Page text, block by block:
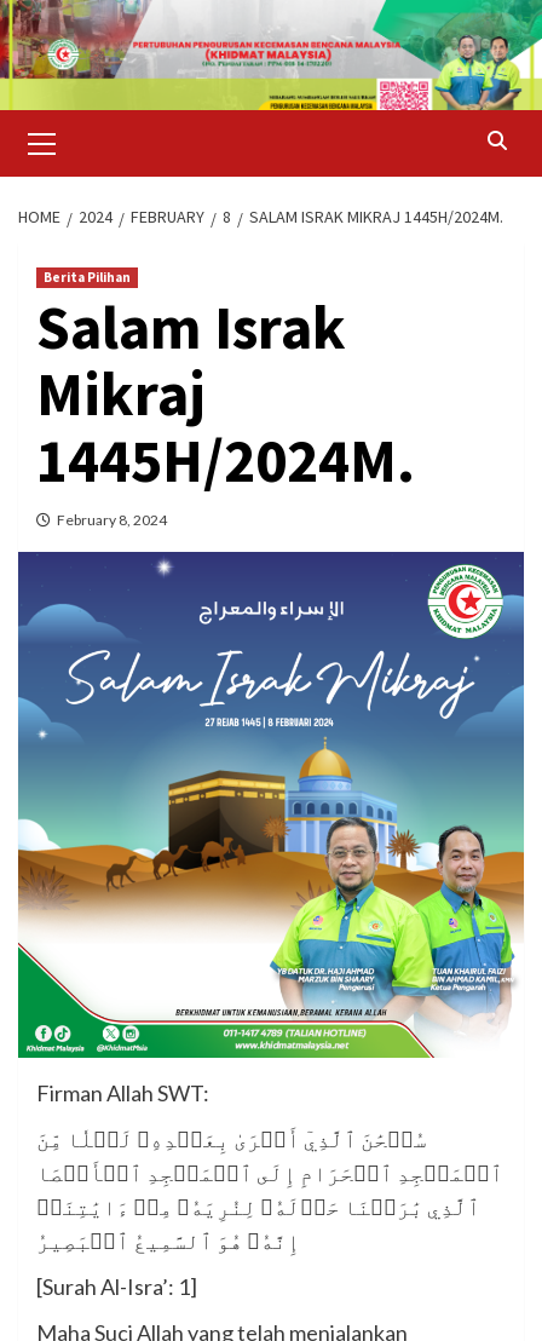
Skip
to
content
Menu
HOME 2024 FEBRUARY 8 SALAM ISRAK MIKRAJ 1445H/2024M.
Berita Pilihan
Salam Israk
Mikraj
1445H/2024M.
February 8, 2024
Firman Allah SWT:
سُبۡحَٰنَ ٱلَّذِيٓ أَسۡرَىٰ بِعَبۡدِهِۦ لَيۡلٗا مِّنَ
ٱلۡمَسۡجِدِ ٱلۡحَرَامِ إِلَى ٱلۡمَسۡجِدِ ٱلۡأَقۡصَا
ٱلَّذِي بَٰرَكۡنَا حَوۡلَهُۥ لِنُرِيَهُۥ مِنۡ ءَايَٰتِنَآۚ
إِنَّهُۥ هُوَ ٱلسَّمِيعُ ٱلۡبَصِيرُ
[Surah Al-Isra’: 1]
Maha Suci Allah yang telah menjalankan